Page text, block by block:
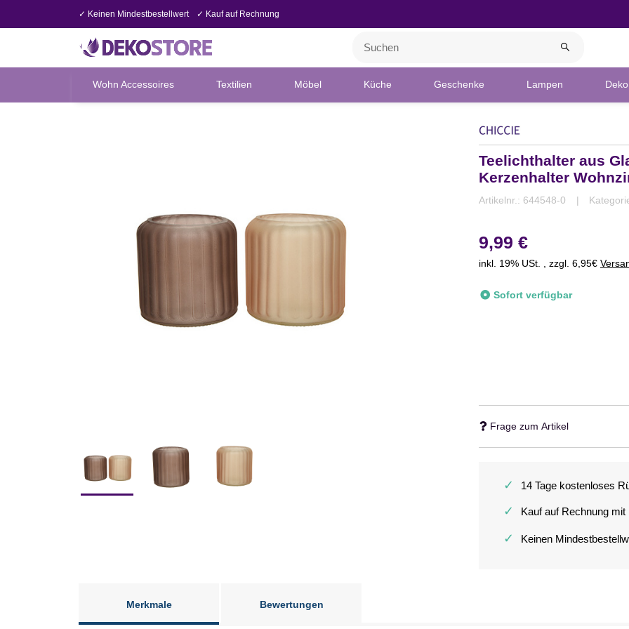
✓ Keinen Mindestbestellwert ✓ Kauf auf Rechnung
Wohn Accessoires Textilien Möbel Küche Geschenke Lampen
Teelichthalter aus
Kerzenhalter
Artikelnr.: 644548-0
9,99 €
inkl. 19% USt. , zzgl. 6,95€
Sofort verfügbar
Frage zum Artikel
✓ 14 Tage kostenloses
✓ Kauf auf Rechnung mit
✓ Keinen
Merkmale Bewertungen